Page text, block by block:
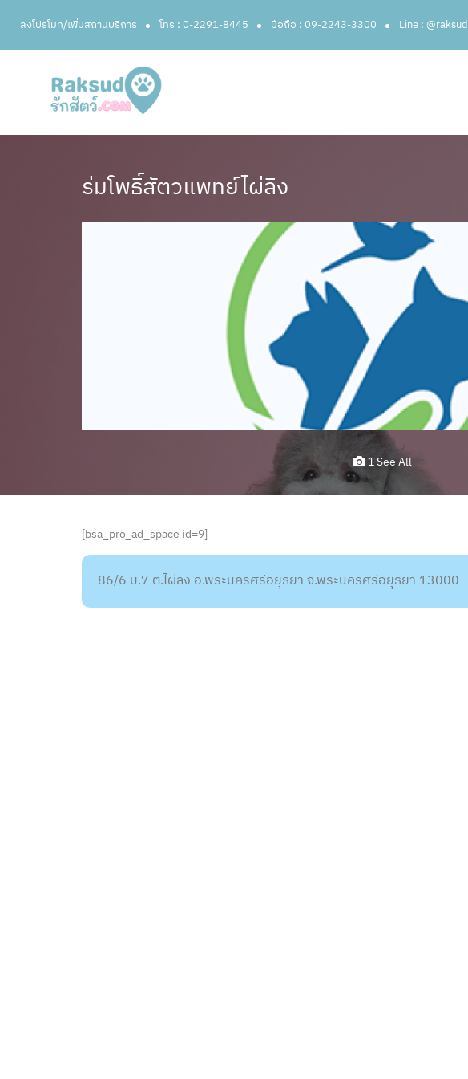
ลงโปรโมท/เพิ่มสถานบริการ โทร : 0-2291-8445 มือถือ : 09-2243-3300 Line : @raksud
ร่มโพธิ์สัตวแพทย์ไผ่ลิง
1 See All
[bsa_pro_ad_space id=9]
86/6 ม.7 ต.ไผ่ลิง อ.พระนครศรีอยุธยา จ.พระนครศรีอยุธยา 13000